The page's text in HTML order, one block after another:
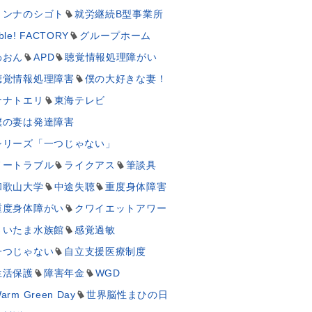
ンナのシゴト
就労継続B型事業所
FACTORY
グループホーム
おん
APD
聴覚情報処理障がい
覚情報処理障害
僕の大好きな妻！
ナトエリ
東海テレビ
の妻は発達障害
リーズ「一つじゃない」
ートラブル
ライクアス
筆談具
歌山大学
中途失聴
重度身体障害
度身体障がい
クワイエットアワー
いたま水族館
感覚過敏
つじゃない
自立支援医療制度
活保護
障害年金
WGD
Green Day
世界脳性まひの日